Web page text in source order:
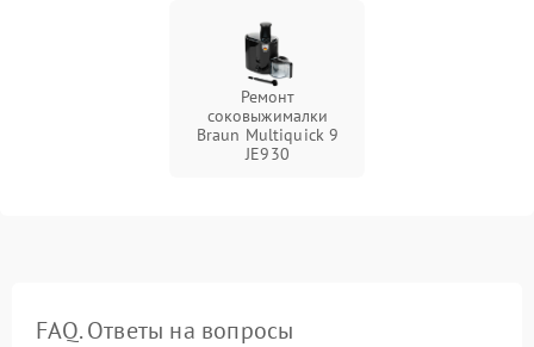
Ремонт
соковыжималки
Braun Multiquick 9
JE930
FAQ. Ответы на вопросы